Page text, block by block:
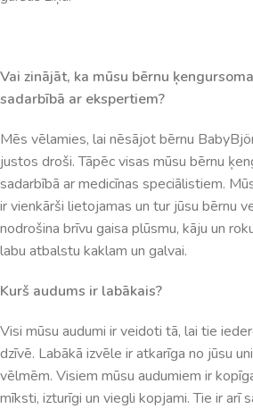
Vai zinājāt, ka mūsu bērnu
sadarbībā ar ekspertiem?
Mēs vēlamies, lai nēsājot bērnu
justos droši. Tāpēc visas mūsu bērnu
sadarbībā ar medicīnas speciālistiem.
ir vienkārši lietojamas un tur jūsu bērnu
nodrošina brīvu gaisa plūsmu, kāju un
labu atbalstu kaklam un galvai.
Kurš audums ir labākais?
Visi mūsu audumi ir veidoti tā, lai tie
dzīvē. Labākā izvēle ir atkarīga no jūsu
vēlmēm. Visiem mūsu audumiem ir
mīksti, izturīgi un viegli kopjami. Tie ir arī